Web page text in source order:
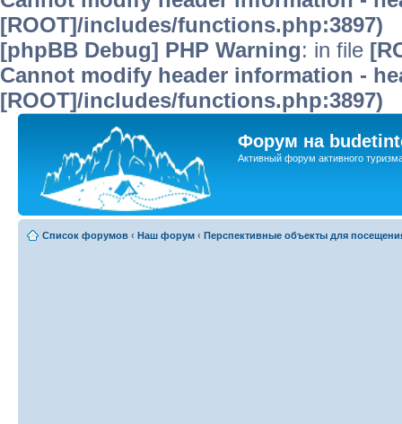
[ROOT]/includes/functions.php:3897)
[phpBB Debug] PHP Warning: in file
Cannot modify header information -
[ROOT]/includes/functions.php:3897)
Форум на
Активный форум активного
Список форумов ‹ Наш форум ‹ Перспективные объекты для